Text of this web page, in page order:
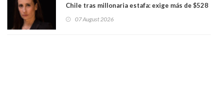
Chile tras millonaria estafa: exige más de $528
07 August 2026